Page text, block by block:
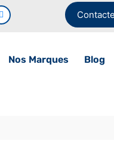
Nos Marques Blog